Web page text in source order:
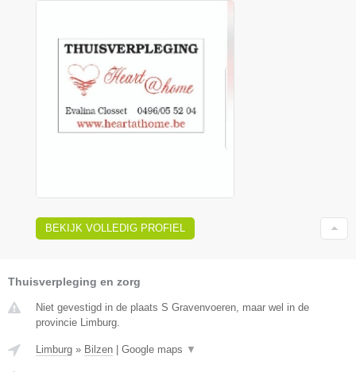
BEKIJK VOLLEDIG PROFIEL
Thuisverpleging en zorg
Niet gevestigd in de plaats S Gravenvoeren, maar wel in de
provincie Limburg.
Limburg » Bilzen Google maps ▼